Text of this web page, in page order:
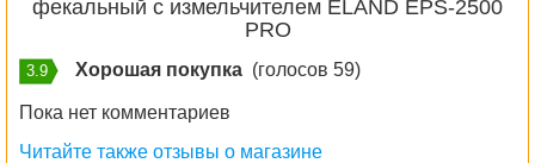
фекальный с измельчителем ELAND EPS-2500
PRO
3.9 Хорошая покупка (голосов 59)
Пока нет комментариев
Читайте также отзывы о магазине